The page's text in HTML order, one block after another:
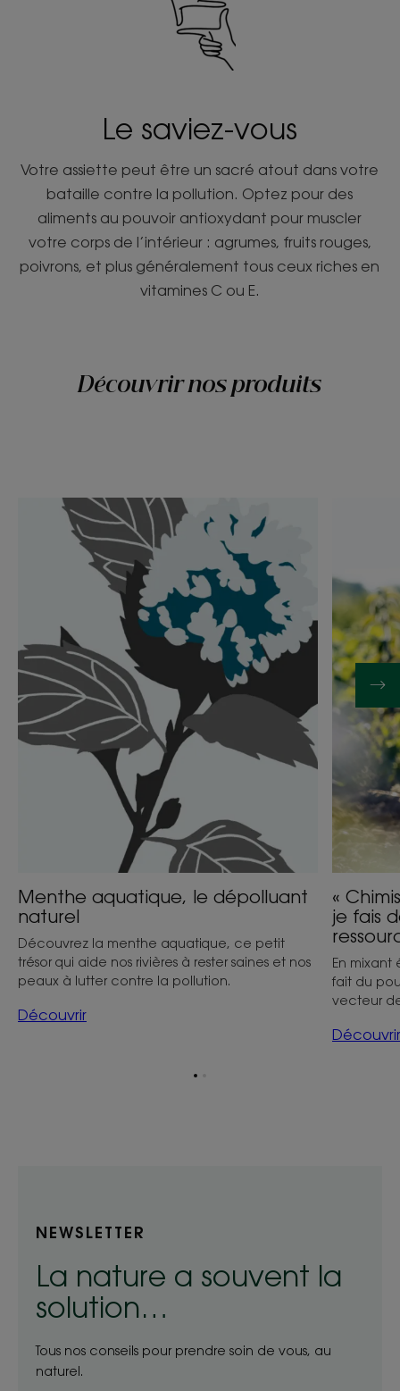
Le saviez-vous
Votre assiette peut être un sacré atout dans votre
bataille contre la pollution. Optez pour des
aliments au pouvoir antioxydant pour muscler
votre corps de l’intérieur : agrumes, fruits rouges,
poivrons, et plus généralement tous ceux riches en
vitamines C ou E.
Découvrir nos produits
Découvrir
Menthe
aquatique,
Menthe aquatique, le dépolluant
naturel
Découvrez la menthe aquatique, ce petit
trésor qui aide nos rivières à rester saines et nos
peaux à lutter contre la pollution.
Découvrir
à
je
fais
de
la
ressource
»
«
je fais
En
fait du
vecteur
Découvrir
Aller
NEWSLETTER
La nature a souvent la
solution…
Tous nos conseils pour prendre soin de vous, au
naturel.